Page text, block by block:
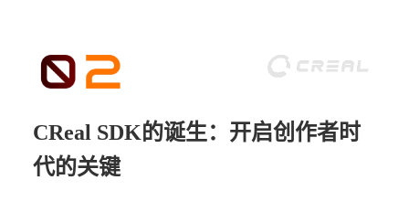
CReal SDK的诞生：开启创作者时
代的关键